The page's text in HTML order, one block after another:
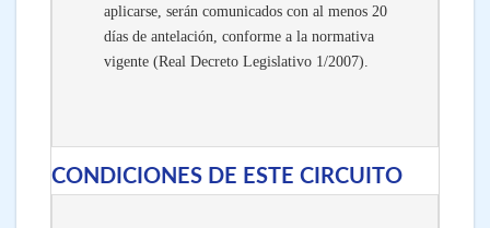
aplicarse, serán comunicados con al menos 20
días de antelación, conforme a la normativa
vigente (Real Decreto Legislativo 1/2007).
CONDICIONES DE ESTE CIRCUITO